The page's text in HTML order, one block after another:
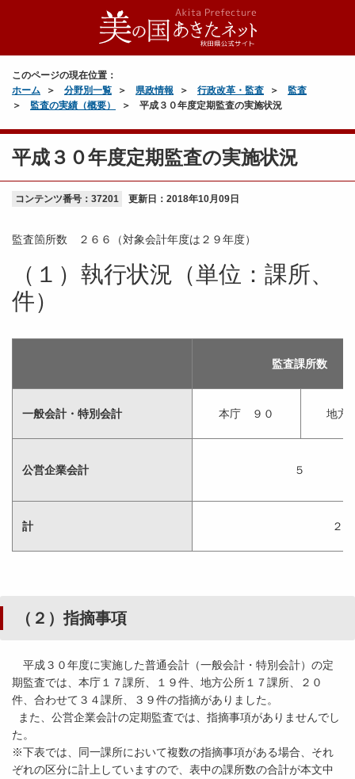
このページの現在位置：
ホーム
分野別一覧 県政情報 行政改革・監査
監査
監査の実績（概要）
平成３０年度定期監査の実施状況
平成３０年度定期監査の実施状況
コンテンツ番号：37201 更新日： 2018年10月09日
監査箇所数 ２６６（対象会計年度は２９年度）
（１）執行状況（単位：課所、
件）
監査課所数
一般会計・特別会計 本庁 ９０ 地方
公営企業会計 ５
計 ２
（２）指摘事項
平成３０年度に実施した普通会計（一般会計・特別会計）の定
期監査では、本庁１７課所、１９件、地方公所１７課所、２０
件、合わせて３４課所、３９件の指摘がありました。
また、公営企業会計の定期監査では、指摘事項がありませんでし
た。
※下表では、同一課所において複数の指摘事項がある場合、それ
ぞれの区分に計上していますので、表中の課所数の合計が本文中